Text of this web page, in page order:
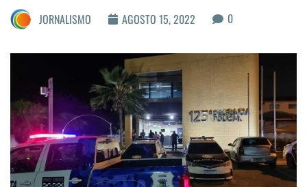
ColunistasJORNALISMO AGOSTO 15, 2022 0